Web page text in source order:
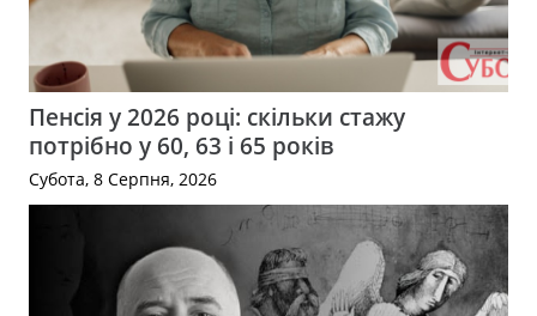
Пенсія у 2026 році: скільки стажу
потрібно у 60, 63 і 65 років
Субота, 8 Серпня, 2026